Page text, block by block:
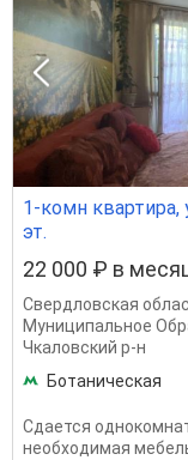
1-комн квартира,
эт.
22 000 ₽ в
Свердловская
Муниципальное
Чкаловский р-н
Ботаническая
Сдается
необходимая